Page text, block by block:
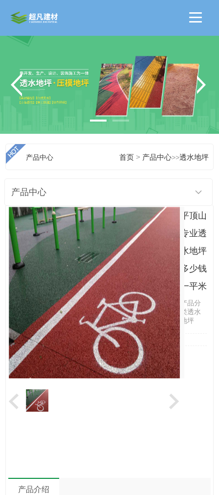
产品中心 首页 > 产品中心>>透水地坪
产品中心
平顶山
专业透
水地坪
多少钱
一平米
产品分
类透水
地坪
产品介绍